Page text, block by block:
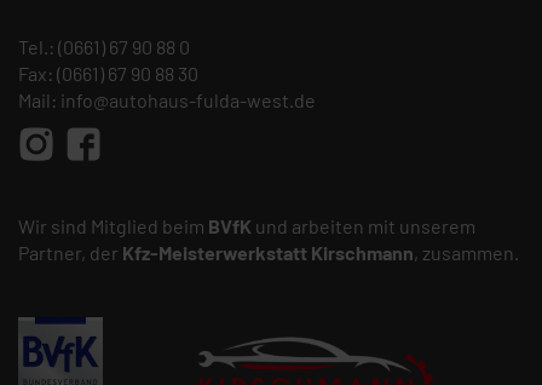
Tel.: (0661) 67 90 88 0
Fax: (0661) 67 90 88 30
Mail: info@autohaus-fulda-west.de
Wir sind Mitglied beim BVfK und arbeiten mit unserem
Partner, der Kfz-Meisterwerkstatt Kirschmann, zusammen.